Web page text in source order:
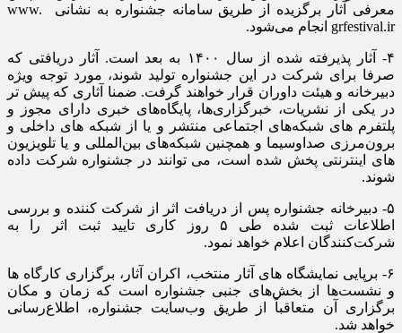
معرفی آثار برگزیده از طریق سامانه جشنواره به نشانی www.
grfestival.ir انجام می‌شود.
۴- آثار پذیرفته شده از سال ۱۴۰۰ به بعد است. آثار دریافتی که
صرفا برای شرکت در این جشنواره تولید شوند، مورد توجه ویژه
دبیرخانه و هیئت داوران قرار خواهند گرفت. ضمنا آثاری که پیش تر
در یکی از نشریات، خبرگزاری‌ها، پایگاه‌های خبری دارای مجوز و
پلتفرم های شبکه‌های اجتماعی منتشر و یا از شبکه های داخلی و
برون‌مرزی صداوسیما و همچنین شبکه‌های بین‌المللی و یا تلویزیون
های اینترنتی پخش شده است، می توانند در جشنواره شرکت داده
‌شوند.
۵- دبیرخانه جشنواره پس از دریافت اثر از شرکت کننده و بررسی
اطلاعات ثبت شده طی ۵ روز کاری تایید ثبت اثر را به
شرکت‌کنندگان اعلام خواهد نمود.
۶- برپایی نمایشگاه های آثار منتخب، اکران آثار، برگزاری کارگاه ها
و نشست‌ها از بخش‌های جنبی جشنواره است که زمان و مکان
برگزاری آن متعاقباً از طریق وب‌سایت جشنواره، اطلاع‌رسانی
خواهد شد.